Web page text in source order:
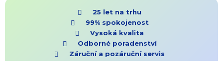
25 let na trhu
99% spokojenost
Vysoká kvalita
Odborné poradenství
Záruční a pozáruční servis